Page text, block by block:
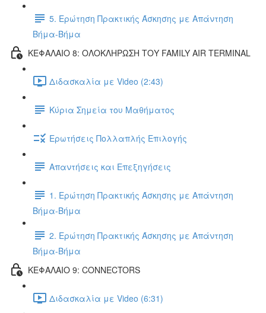
5. Ερώτηση Πρακτικής Άσκησης με Απάντηση
Βήμα-Βήμα
ΚΕΦΑΛΑΙΟ 8: ΟΛΟΚΛΗΡΩΣΗ ΤΟΥ FAMILY AIR TERMINAL
Διδασκαλία με Video (2:43)
Κύρια Σημεία του Μαθήματος
Ερωτήσεις Πολλαπλής Επιλογής
Απαντήσεις και Επεξηγήσεις
1. Ερώτηση Πρακτικής Άσκησης με Απάντηση
Βήμα-Βήμα
2. Ερώτηση Πρακτικής Άσκησης με Απάντηση
Βήμα-Βήμα
ΚΕΦΑΛΑΙΟ 9: CONNECTORS
Διδασκαλία με Video (6:31)